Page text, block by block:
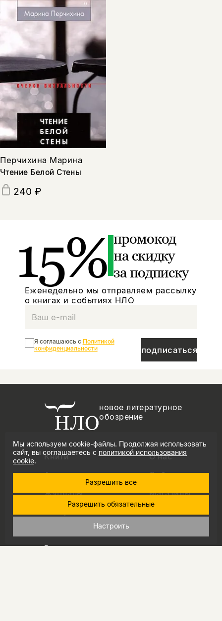
Перчихина Марина
Чтение Белой Стены
240 ₽
15% промокод
на скидку
за подписку
Еженедельно мы отправляем рассылку
о книгах и событиях НЛО
подписаться
Я соглашаюсь с Политикой
конфиденциальности
новое литературное
обозрение
Книги
О нас
Авторы
События
Журналы
Магазины
Авторам
Вопросы и ответы
Мы используем cookie-файлы. Продолжая использовать
сайт, вы соглашаетесь с политикой использования
cookie.
Разрешить все
Разрешить обязательные
Настроить